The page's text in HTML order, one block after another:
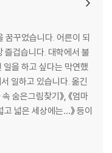
꿈꾸었습니다. 어른이 되
즐겁습니다. 대학에서 불
을 하고 싶다는 막연했
일하고 있습니다. 옮긴
숨은그림찾기》, 《엄마
고 넓은 세상에는…》 등이